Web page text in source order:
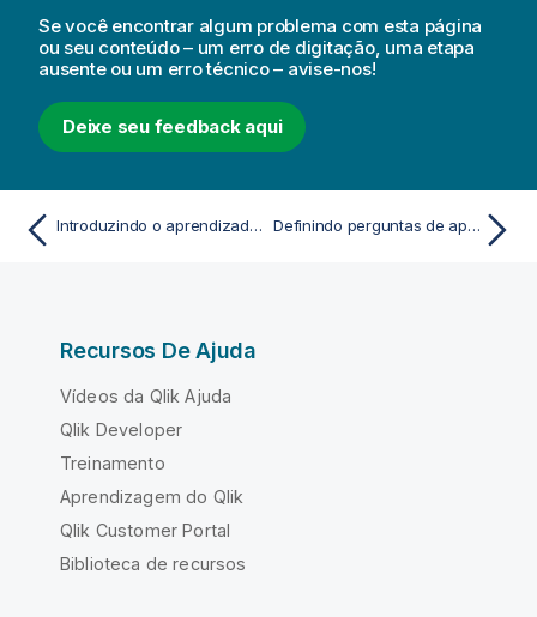
Se você encontrar algum problema com esta página
ou seu conteúdo – um erro de digitação, uma etapa
ausente ou um erro técnico – avise-nos!
Deixe seu feedback aqui
Introduzindo o aprendizado de máquina automatizado Definindo perguntas de aprendizado de máquina
Recursos De Ajuda
Vídeos da Qlik Ajuda
Qlik Developer
Treinamento
Aprendizagem do Qlik
Qlik Customer Portal
Biblioteca de recursos